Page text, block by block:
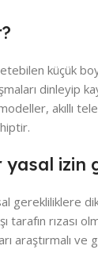
küçük
akıllı
izin
gerekliliklere
rızası
ve